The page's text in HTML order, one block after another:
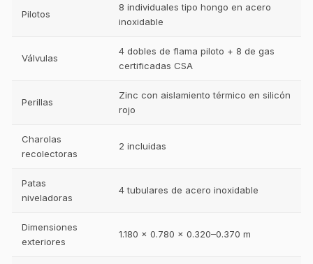
Pilotos
8 individuales tipo hongo en acero
inoxidable
Válvulas
4 dobles de flama piloto + 8 de gas
certificadas CSA
Perillas
Zinc con aislamiento térmico en silicón
rojo
Charolas
recolectoras
2 incluidas
Patas
niveladoras
4 tubulares de acero inoxidable
Dimensiones
exteriores
1.180 × 0.780 × 0.320–0.370 m